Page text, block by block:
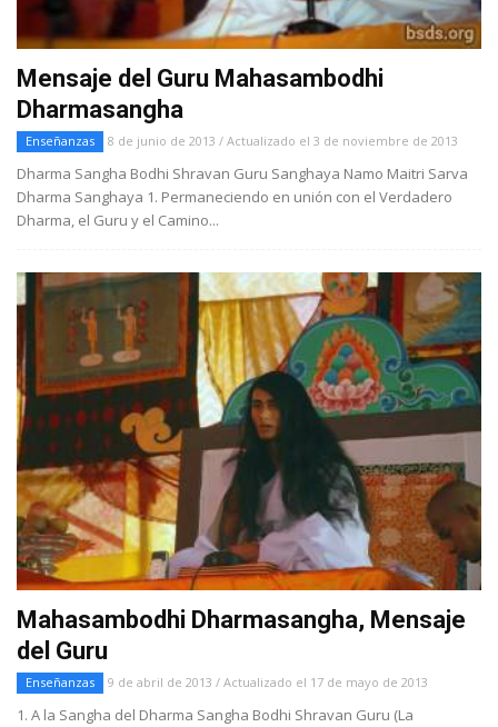
Mensaje del Guru Mahasambodhi
Dharmasangha
Enseñanzas 8 de junio de 2013 / Actualizado el 3 de noviembre de 2013
Dharma Sangha Bodhi Shravan Guru Sanghaya Namo Maitri Sarva
Dharma Sanghaya 1. Permaneciendo en unión con el Verdadero
Dharma, el Guru y el Camino...
Mahasambodhi Dharmasangha, Mensaje
del Guru
Enseñanzas 9 de abril de 2013 / Actualizado el 17 de mayo de 2013
1. A la Sangha del Dharma Sangha Bodhi Shravan Guru (La